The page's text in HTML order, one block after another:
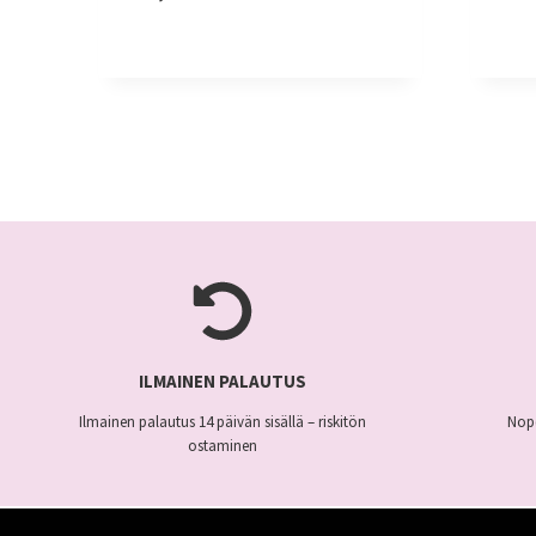
tehdä
tuotteen
sivulla.
ILMAINEN PALAUTUS
Ilmainen palautus 14 päivän sisällä – riskitön
ostaminen